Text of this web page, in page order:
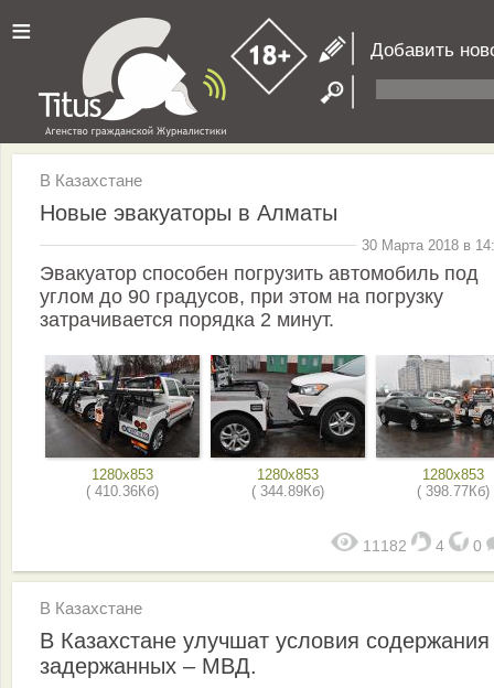
≡ Добавить
В Казахстане
Новые эвакуаторы в Алматы
30 Марта 2018 в
Эвакуатор способен погрузить автомобиль под
углом до 90 градусов, при этом на погрузку
затрачивается порядка 2 минут.
1280x853
( 410.36Кб)
1280x853
( 344.89Кб)
1280x853
( 398.77Кб)
11182 4 0
В Казахстане
В Казахстане улучшат условия содержания
задержанных – МВД.